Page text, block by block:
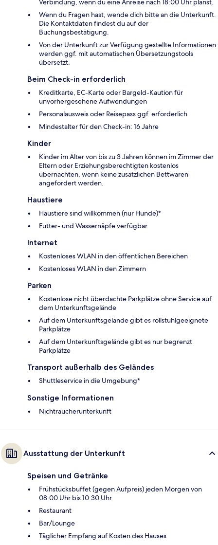
Verbindung, wenn du eine Anreise nach 18:00 Uhr planst.
Wenn du Fragen hast, wende dich bitte an die Unterkunft.
Die Kontaktdaten findest du auf der
Buchungsbestätigung.
Von der Unterkunft zur Verfügung gestellte Informationen
werden ggf. mit automatischen Übersetzungstools
übersetzt.
Beim Check-in erforderlich
Kreditkarte, EC-Karte oder Bargeld-Kaution für
unvorhergesehene Aufwendungen
Personalausweis oder Reisepass ggf. erforderlich
Mindestalter für den Check-in: 16 Jahre
Kinder
Kinder im Alter von bis zu 3 Jahren können im Zimmer der
Eltern oder Erziehungsberechtigten kostenlos
übernachten, wenn keine zusätzlichen Bettwaren
angefordert werden.
Haustiere
Haustiere sind willkommen (nur Hunde)*
Futter- und Wassernäpfe verfügbar
Internet
Kostenloses WLAN in den öffentlichen Bereichen
Kostenloses WLAN in den Zimmern
Parken
Kostenlose nicht überdachte Parkplätze ohne Service auf
dem Unterkunftsgelände
Auf dem Unterkunftsgelände gibt es rollstuhlgeeignete
Parkplätze
Auf dem Unterkunftsgelände gibt es nur begrenzt
Parkplätze
Transport außerhalb des Geländes
Shuttleservice in die Umgebung*
Sonstige Informationen
Nichtraucherunterkunft
Ausstattung der Unterkunft
Speisen und Getränke
Frühstücksbuffet (gegen Aufpreis) jeden Morgen von
08:00 Uhr bis 10:30 Uhr
Restaurant
Bar/Lounge
Täglicher Empfang auf Kosten des Hauses